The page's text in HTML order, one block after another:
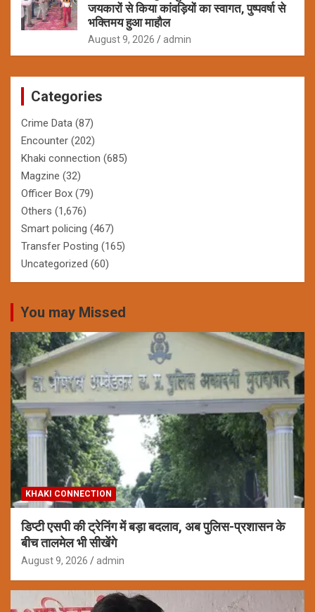
जयकारों से किया कांवड़ियों का स्वागत, पुष्पवर्षा से
भक्तिमय हुआ माहौल
August 9, 2026 admin
Categories
Crime Data (87)
Encounter (202)
Khaki connection (685)
Magzine (32)
Officer Box (79)
Others (1,676)
Smart policing (467)
Transfer Posting (165)
Uncategorized (60)
You may Missed
KHAKI CONNECTION
डिप्टी एसपी की ट्रेनिंग में बड़ा बदलाव, अब पुलिस-प्रशासन के
बीच तालमेल भी सीखेंगे
August 9, 2026 admin